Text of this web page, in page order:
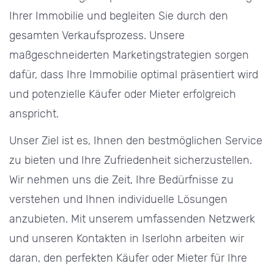
Ihrer Immobilie und begleiten Sie durch den
gesamten Verkaufsprozess. Unsere
maßgeschneiderten Marketingstrategien sorgen
dafür, dass Ihre Immobilie optimal präsentiert wird
und potenzielle Käufer oder Mieter erfolgreich
anspricht.
Unser Ziel ist es, Ihnen den bestmöglichen Service
zu bieten und Ihre Zufriedenheit sicherzustellen.
Wir nehmen uns die Zeit, Ihre Bedürfnisse zu
verstehen und Ihnen individuelle Lösungen
anzubieten. Mit unserem umfassenden Netzwerk
und unseren Kontakten in Iserlohn arbeiten wir
daran, den perfekten Käufer oder Mieter für Ihre